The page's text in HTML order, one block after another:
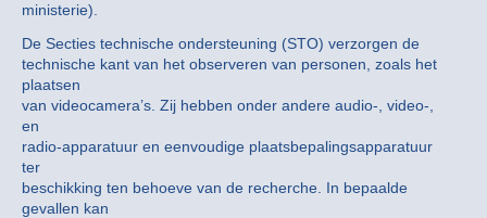
ministerie).
De Secties technische ondersteuning (STO) verzorgen de
technische kant van het observeren van personen, zoals het
plaatsen
van videocamera’s. Zij hebben onder andere audio-, video-,
en
radio-apparatuur en eenvoudige plaatsbepalingsapparatuur
ter
beschikking ten behoeve van de recherche. In bepaalde
gevallen kan